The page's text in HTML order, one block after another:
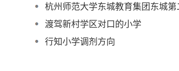
杭州师范大学东城教育集团东城
渡驾新村学区对口的小学
行知小学调剂方向